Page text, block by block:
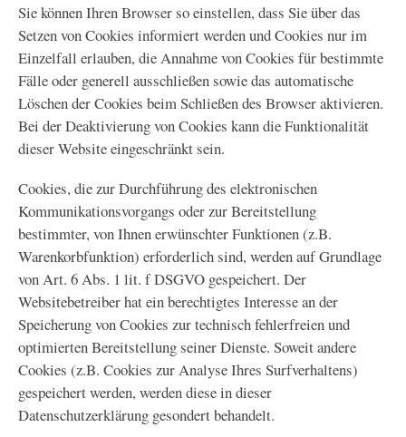
Sie können Ihren Browser so einstellen, dass Sie über das
Setzen von Cookies informiert werden und Cookies nur im
Einzelfall erlauben, die Annahme von Cookies für bestimmte
Fälle oder generell ausschließen sowie das automatische
Löschen der Cookies beim Schließen des Browser aktivieren.
Bei der Deaktivierung von Cookies kann die Funktionalität
dieser Website eingeschränkt sein.
Cookies, die zur Durchführung des elektronischen
Kommunikationsvorgangs oder zur Bereitstellung
bestimmter, von Ihnen erwünschter Funktionen (z.B.
Warenkorbfunktion) erforderlich sind, werden auf Grundlage
von Art. 6 Abs. 1 lit. f DSGVO gespeichert. Der
Websitebetreiber hat ein berechtigtes Interesse an der
Speicherung von Cookies zur technisch fehlerfreien und
optimierten Bereitstellung seiner Dienste. Soweit andere
Cookies (z.B. Cookies zur Analyse Ihres Surfverhaltens)
gespeichert werden, werden diese in dieser
Datenschutzerklärung gesondert behandelt.